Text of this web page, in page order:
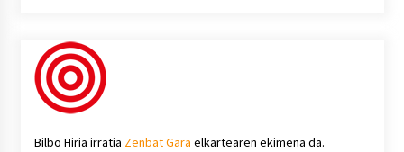
Bilbo Hiria irratia Zenbat Gara elkartearen ekimena da.